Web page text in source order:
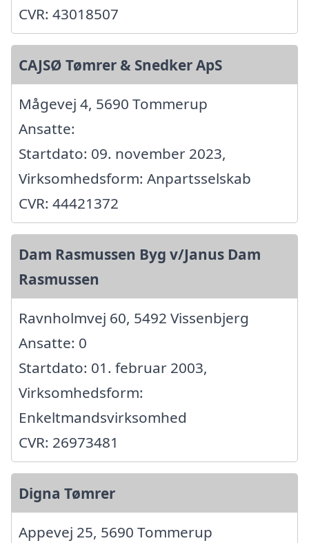
CVR: 43018507
CAJSØ Tømrer & Snedker ApS
Mågevej 4, 5690 Tommerup
Ansatte:
Startdato: 09. november 2023,
Virksomhedsform: Anpartsselskab
CVR: 44421372
Dam Rasmussen Byg v/Janus Dam
Rasmussen
Ravnholmvej 60, 5492 Vissenbjerg
Ansatte: 0
Startdato: 01. februar 2003,
Virksomhedsform:
Enkeltmandsvirksomhed
CVR: 26973481
Digna Tømrer
Appevej 25, 5690 Tommerup